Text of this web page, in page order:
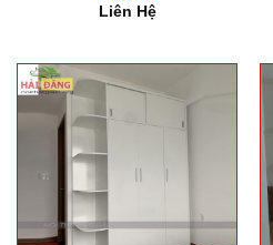
Liên Hệ